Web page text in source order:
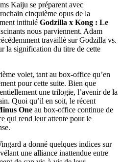
Kaiju se préparent avec
cinquième opus de la
intitulé Godzilla x Kong : Le
nous parviennent. Adam
travaillé sur Godzilla vs.
la signification du titre de cette
volet, tant au box-office qu’en
pour cette suite. Bien que
une trilogie, l’avenir de la
Quoi qu’il en soit, le récent
One au box-office continue de
qui rend leur attente pour le
a donné quelques indices sur
une alliance inattendue entre